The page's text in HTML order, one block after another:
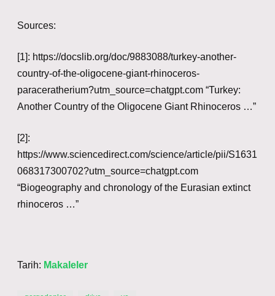
Sources:
[1]: https://docslib.org/doc/9883088/turkey-another-
country-of-the-oligocene-giant-rhinoceros-
paraceratherium?utm_source=chatgpt.com “Turkey:
Another Country of the Oligocene Giant Rhinoceros …”
[2]:
https://www.sciencedirect.com/science/article/pii/S1631
068317300702?utm_source=chatgpt.com
“Biogeography and chronology of the Eurasian extinct
rhinoceros …”
Tarih: Makaleler